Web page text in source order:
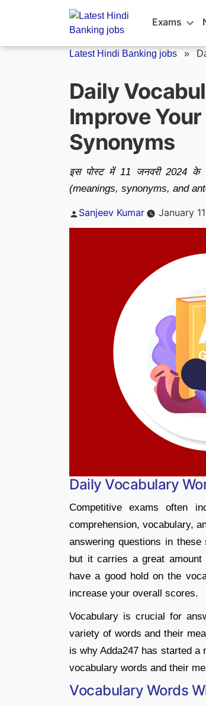
Exams
Latest Hindi Banking jobs »
Daily
Improve
Synonyms
इस पोस्ट में 11 जनवरी 2024 के
(meanings, synonyms, and
Posted
Sanjeev Kumar January
Daily Vocabulary
Competitive exams often
comprehension, vocabulary,
answering questions in
but it carries a great
have a good hold on the
increase your overall scores.
Vocabulary is crucial for
variety of words and their
is why Adda247 has started
vocabulary words and their
Vocabulary Words